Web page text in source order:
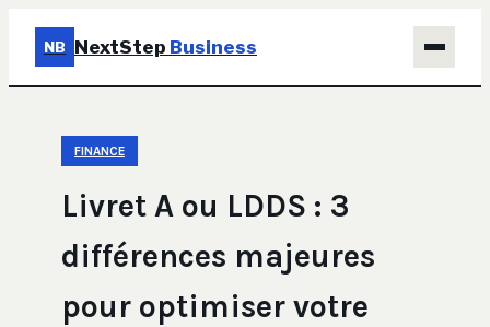
NB NextStep Business
FINANCE
Livret A ou LDDS : 3
différences majeures
pour optimiser votre